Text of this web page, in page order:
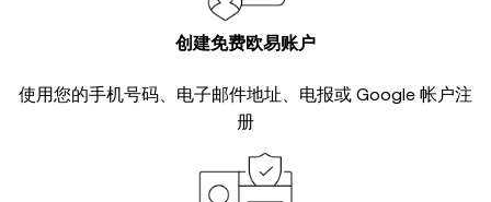
创建免费欧易账户
使用您的手机号码、电子邮件地址、电报或 Google 帐户注
册